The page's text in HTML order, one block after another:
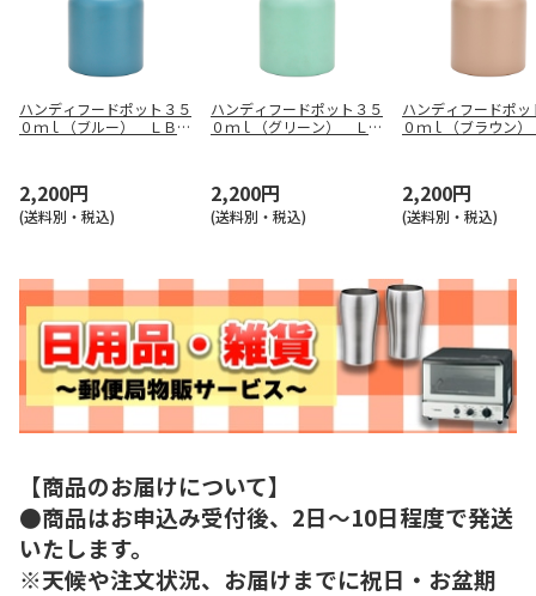
ハンディフードポット３５
０ｍｌ（ブルー） ＬＢ－
2,200円
(送料別・税込)
ハンディフードポット３５
０ｍｌ（グリーン） ＬＢ
2,200円
(送料別・税込)
ハンディフードポッ
０ｍｌ（ブラウン
2,200円
(送料別・税込)
【商品のお届けについて】
●商品はお申込み受付後、2日～10日程度で発送
いたします。
※天候や注文状況、お届けまでに祝日・お盆期